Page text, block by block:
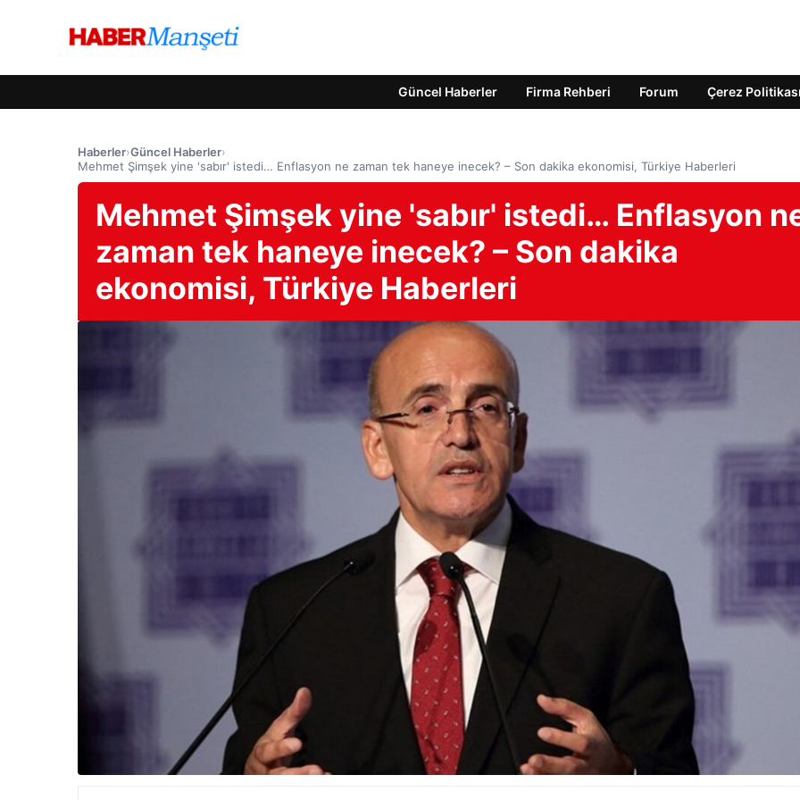
Güncel Haberler Firma Rehberi Forum Çerez Politikası
Haberler›Güncel Haberler›
Mehmet Şimşek yine 'sabır' istedi… Enflasyon ne zaman tek haneye inecek? – Son dakika ekonomisi, Türkiye Haberleri
Mehmet Şimşek yine 'sabır' istedi… Enflasyon
zaman tek haneye inecek? – Son dakika
ekonomisi, Türkiye Haberleri